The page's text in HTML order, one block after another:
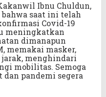
Ibnu Chuldun,
saat ini telah
Covid-19
meningkatkan
dimanapun
memakai masker,
jarak, menghindari
mobilitas. Semoga
pandemi segera